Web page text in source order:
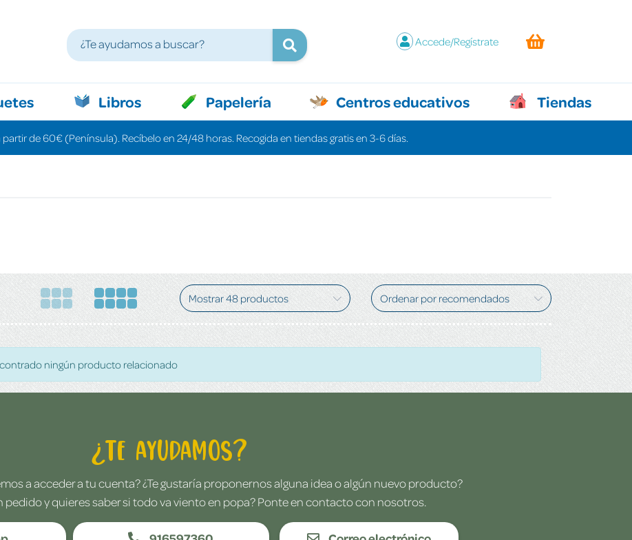
Accede/Regístrate
Libros Papelería Centros educativos Tiendas
de 60€ (Península). Recíbelo en 24/48 horas. Recogida en tiendas gratis en 3-6 días.
ningún producto relacionado
¿Te ayudamos?
a acceder a tu cuenta? ¿Te gustaría proponernos alguna idea o algún nuevo producto?
pedido y quieres saber si todo va viento en popa? Ponte en contacto con nosotros.